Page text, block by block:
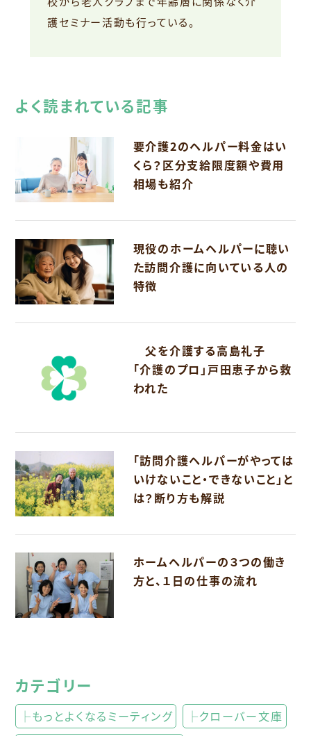
護セミナー活動も行っている。
よく読まれている記事
要介護2のヘルパー料金はい
くら？区分支給限度額や費用
相場も紹介
現役のホームヘルパーに聴い
た訪問介護に向いている人の
特徴
父を介護する高島礼子
「介護のプロ」戸田恵子から救
われた
「訪問介護ヘルパーがやっては
いけないこと・できないこと」と
は？断り方も解説
ホームヘルパーの３つの働き
方と、１日の仕事の流れ
カテゴリー
├もっとよくなるミーティング
├クローバー文庫